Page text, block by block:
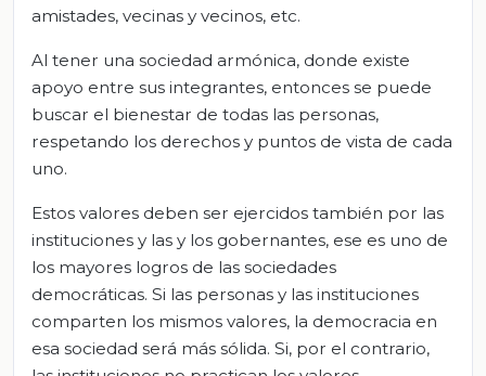
amistades, vecinas y vecinos, etc.
Al tener una sociedad armónica, donde existe
apoyo entre sus integrantes, entonces se puede
buscar el bienestar de todas las personas,
respetando los derechos y puntos de vista de cada
uno.
Estos valores deben ser ejercidos también por las
instituciones y las y los gobernantes, ese es uno de
los mayores logros de las sociedades
democráticas. Si las personas y las instituciones
comparten los mismos valores, la democracia en
esa sociedad será más sólida. Si, por el contrario,